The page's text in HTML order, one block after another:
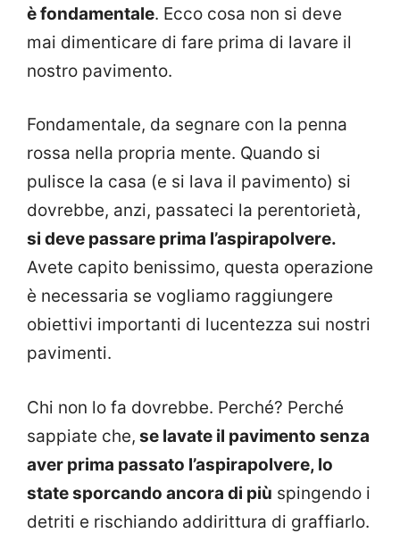
è fondamentale. Ecco cosa non si deve
mai dimenticare di fare prima di lavare il
nostro pavimento.
Fondamentale, da segnare con la penna
rossa nella propria mente. Quando si
pulisce la casa (e si lava il pavimento) si
dovrebbe, anzi, passateci la perentorietà,
si deve passare prima l’aspirapolvere.
Avete capito benissimo, questa operazione
è necessaria se vogliamo raggiungere
obiettivi importanti di lucentezza sui nostri
pavimenti.
Chi non lo fa dovrebbe. Perché? Perché
sappiate che, se lavate il pavimento senza
aver prima passato l’aspirapolvere, lo
state sporcando ancora di più spingendo i
detriti e rischiando addirittura di graffiarlo.